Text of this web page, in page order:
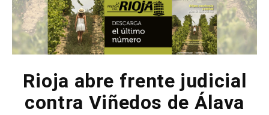
Rioja abre frente judicial
contra Viñedos de Álava